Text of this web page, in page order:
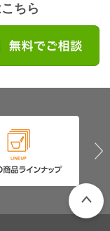
ちら